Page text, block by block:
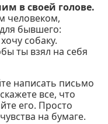
в своей голове.
человеком,
бывшего:
собаку.
ты взял на себя
написать письмо
все, что
его. Просто
на бумаге.